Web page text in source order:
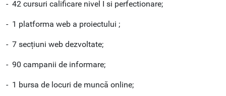
- 42 cursuri calificare nivel I si perfectionare;
- 1 platforma web a proiectului ;
- 7 secțiuni web dezvoltate;
- 90 campanii de informare;
- 1 bursa de locuri de muncă online;